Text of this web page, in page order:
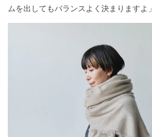
ムを出してもバランスよく決まりますよ」